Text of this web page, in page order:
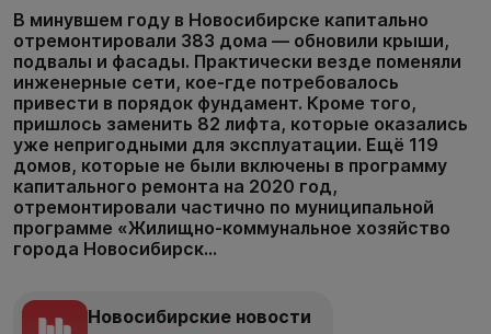
В минувшем году в Новосибирске капитально
отремонтировали 383 дома — обновили крыши,
подвалы и фасады. Практически везде поменяли
инженерные сети, кое-где потребовалось
привести в порядок фундамент. Кроме того,
пришлось заменить 82 лифта, которые оказались
уже непригодными для эксплуатации. Ещё 119
домов, которые не были включены в программу
капитального ремонта на 2020 год,
отремонтировали частично по муниципальной
программе «Жилищно-коммунальное хозяйство
города Новосибирск...
Новосибирские новости